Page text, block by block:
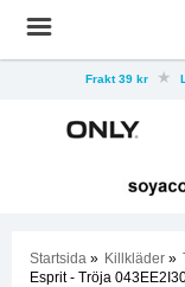
Frakt 39 kr
Startsida » Killkläder »
Esprit - Tröja